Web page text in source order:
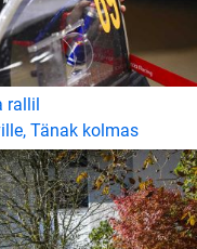
rallil
Tänak kolmas